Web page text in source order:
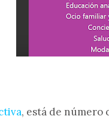
, está de número